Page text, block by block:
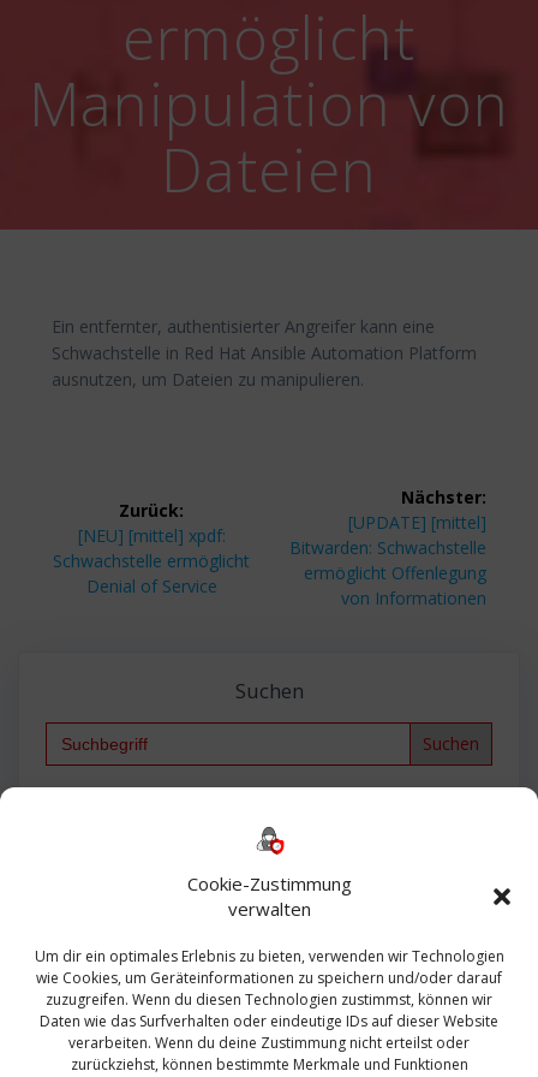
Cookie-Zustimmung
verwalten
Um dir ein optimales Erlebnis zu bieten, verwenden wir Technologien
wie Cookies, um Geräteinformationen zu speichern und/oder darauf
zuzugreifen. Wenn du diesen Technologien zustimmst, können wir
Daten wie das Surfverhalten oder eindeutige IDs auf dieser Website
verarbeiten. Wenn du deine Zustimmung nicht erteilst oder
zurückziehst, können bestimmte Merkmale und Funktionen
ermöglicht
Manipulation von
Dateien
Ein entfernter, authentisierter Angreifer kann eine
Schwachstelle in Red Hat Ansible Automation Platform
ausnutzen, um Dateien zu manipulieren.
Zurück:
Vorheriger
Beitrag:
[NEU] [mittel] xpdf:
Schwachstelle ermöglicht
Denial of Service
Nächster:
Nächster
Beitrag:
[UPDATE] [mittel]
Bitwarden: Schwachstelle
ermöglicht Offenlegung
von Informationen
Suchen
Search
Bautagebuch
Exchange firewall Fritzbox
Microsoft
Sanierung SBS Security Server Sicherheit
Sicherung SIEM Sophos SSL Ubuntu
Update Upgrade UTM VCenter VCSA Veeam
VMWare VPN WAZUH Windows